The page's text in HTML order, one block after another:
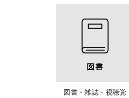
図書・雑誌・視聴覚